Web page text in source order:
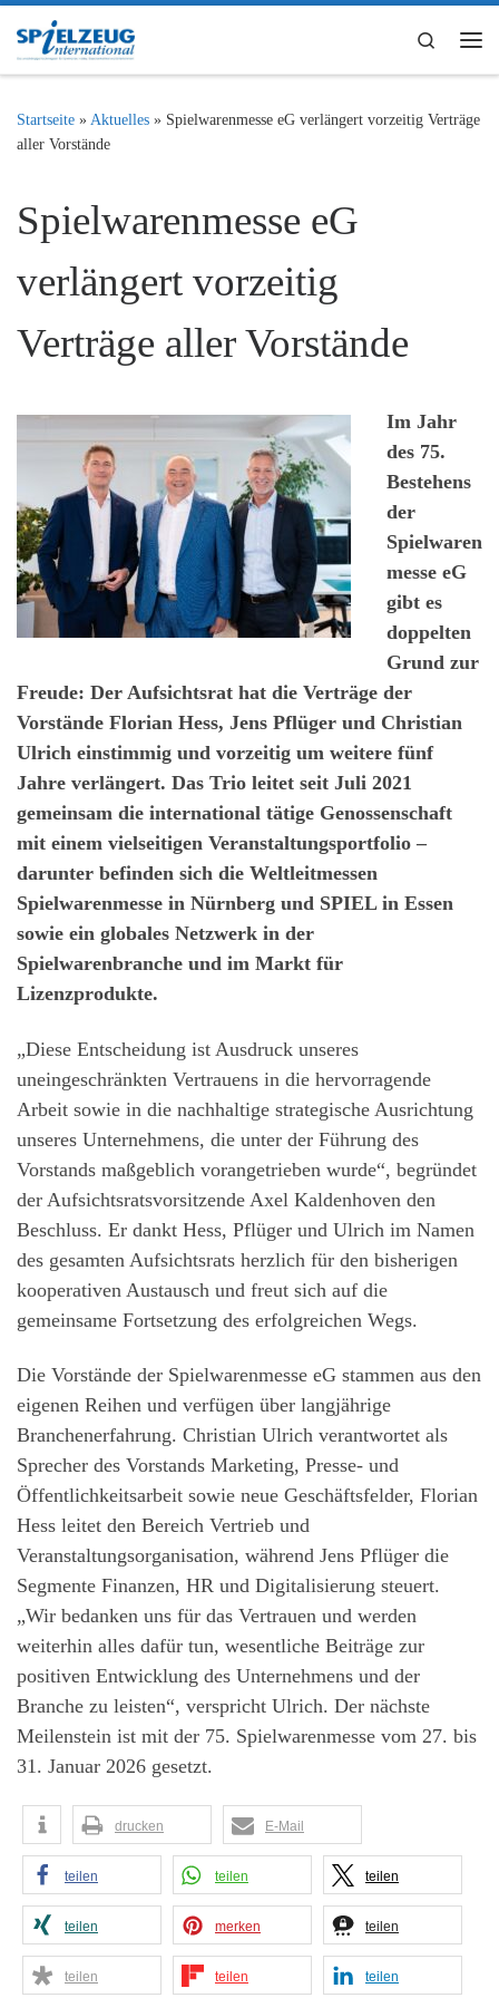
Zum Inhalt springen
Search
Startseite » Aktuelles » Spielwarenmesse eG verlängert vorzeitig Verträge
aller Vorstände
Spielwarenmesse eG
verlängert vorzeitig
Verträge aller Vorstände
Im Jahr
des 75.
Bestehens
der
Spielwaren
messe eG
gibt es
doppelten
Grund zur
Freude: Der Aufsichtsrat hat die Verträge der
Vorstände Florian Hess, Jens Pflüger und Christian
Ulrich einstimmig und vorzeitig um weitere fünf
Jahre verlängert. Das Trio leitet seit Juli 2021
gemeinsam die international tätige Genossenschaft
mit einem vielseitigen Veranstaltungsportfolio –
darunter befinden sich die Weltleitmessen
Spielwarenmesse in Nürnberg und SPIEL in Essen
sowie ein globales Netzwerk in der
Spielwarenbranche und im Markt für
Lizenzprodukte.
„Diese Entscheidung ist Ausdruck unseres
uneingeschränkten Vertrauens in die hervorragende
Arbeit sowie in die nachhaltige strategische Ausrichtung
unseres Unternehmens, die unter der Führung des
Vorstands maßgeblich vorangetrieben wurde“, begründet
der Aufsichtsratsvorsitzende Axel Kaldenhoven den
Beschluss. Er dankt Hess, Pflüger und Ulrich im Namen
des gesamten Aufsichtsrats herzlich für den bisherigen
kooperativen Austausch und freut sich auf die
gemeinsame Fortsetzung des erfolgreichen Wegs.
Die Vorstände der Spielwarenmesse eG stammen aus den
eigenen Reihen und verfügen über langjährige
Branchenerfahrung. Christian Ulrich verantwortet als
Sprecher des Vorstands Marketing, Presse- und
Öffentlichkeitsarbeit sowie neue Geschäftsfelder, Florian
Hess leitet den Bereich Vertrieb und
Veranstaltungsorganisation, während Jens Pflüger die
Segmente Finanzen, HR und Digitalisierung steuert.
„Wir bedanken uns für das Vertrauen und werden
weiterhin alles dafür tun, wesentliche Beiträge zur
positiven Entwicklung des Unternehmens und der
Branche zu leisten“, verspricht Ulrich. Der nächste
Meilenstein ist mit der 75. Spielwarenmesse vom 27. bis
31. Januar 2026 gesetzt.
drucken E-Mail
teilen teilen teilen
teilen merken teilen
teilen teilen teilen